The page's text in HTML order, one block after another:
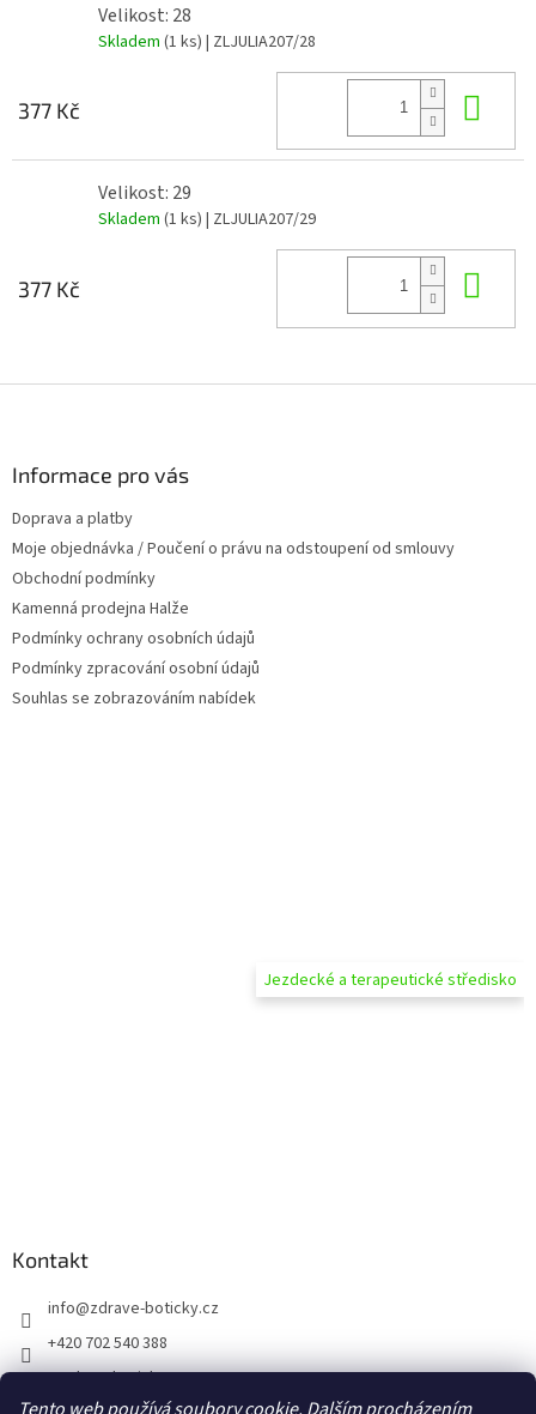
Velikost: 28
Skladem (1 ks) | ZLJULIA207/28
377 Kč
Velikost: 29
Skladem (1 ks) | ZLJULIA207/29
377 Kč
Informace pro vás
Doprava a platby
Moje objednávka / Poučení o právu na odstoupení od smlouvy
Obchodní podmínky
Kamenná prodejna Halže
Podmínky ochrany osobních údajů
Podmínky zpracování osobní údajů
Souhlas se zobrazováním nabídek
Jezdecké a terapeutické středisko
Kontakt
info@zdrave-boticky.cz
+420 702 540 388
@zdraveboticky